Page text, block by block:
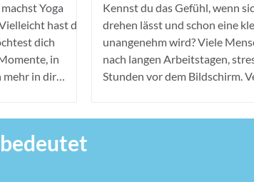
Yoga
hast du
dich
in
mehr in dir
Kennst du das Gefühl, wenn
drehen lässt und schon eine
unangenehm wird? Viele
nach langen Arbeitstagen,
Stunden vor dem Bildschirm.